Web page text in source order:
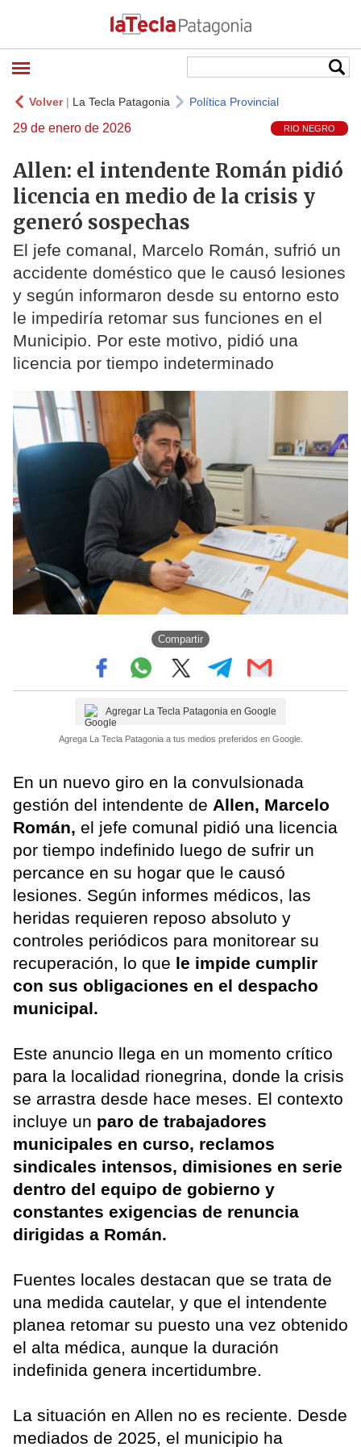
Volver| La Tecla Patagonia Política Provincial
29 de enero de 2026 RIO NEGRO
Allen: el intendente Román pidió
licencia en medio de la crisis y
generó sospechas
El jefe comanal, Marcelo Román, sufrió un
accidente doméstico que le causó lesiones
y según informaron desde su entorno esto
le impediría retomar sus funciones en el
Municipio. Por este motivo, pidió una
licencia por tiempo indeterminado
Compartir
Agregar La Tecla Patagonia en Google
Agrega La Tecla Patagonia a tus medios preferidos en Google.
En un nuevo giro en la convulsionada
gestión del intendente de Allen, Marcelo
Román, el jefe comunal pidió una licencia
por tiempo indefinido luego de sufrir un
percance en su hogar que le causó
lesiones. Según informes médicos, las
heridas requieren reposo absoluto y
controles periódicos para monitorear su
recuperación, lo que le impide cumplir
con sus obligaciones en el despacho
municipal.
Este anuncio llega en un momento crítico
para la localidad rionegrina, donde la crisis
se arrastra desde hace meses. El contexto
incluye un paro de trabajadores
municipales en curso, reclamos
sindicales intensos, dimisiones en serie
dentro del equipo de gobierno y
constantes exigencias de renuncia
dirigidas a Román.
Fuentes locales destacan que se trata de
una medida cautelar, y que el intendente
planea retomar su puesto una vez obtenido
el alta médica, aunque la duración
indefinida genera incertidumbre.
La situación en Allen no es reciente. Desde
mediados de 2025, el municipio ha